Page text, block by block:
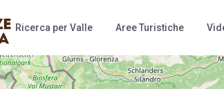
Ricerca per Valle Aree Turistiche